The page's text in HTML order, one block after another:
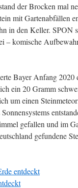
der Brocken mal
mit Gartenabfällen
in den Keller. SPON
– komische
Bayer Anfang
ein 20 Gramm
um einen
gefallen und im
gefundene
entdeckt